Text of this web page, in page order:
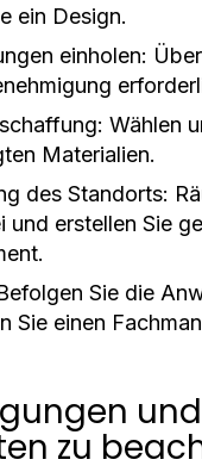
ein Design.
einholen:
Wählen
Materialien.
des Standorts:
und erstellen Sie
Sie die
Sie einen
und
zu